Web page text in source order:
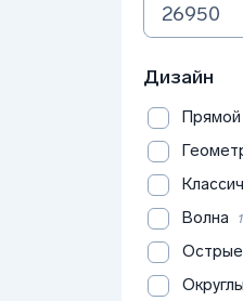
Дизайн
Прямой
Волна